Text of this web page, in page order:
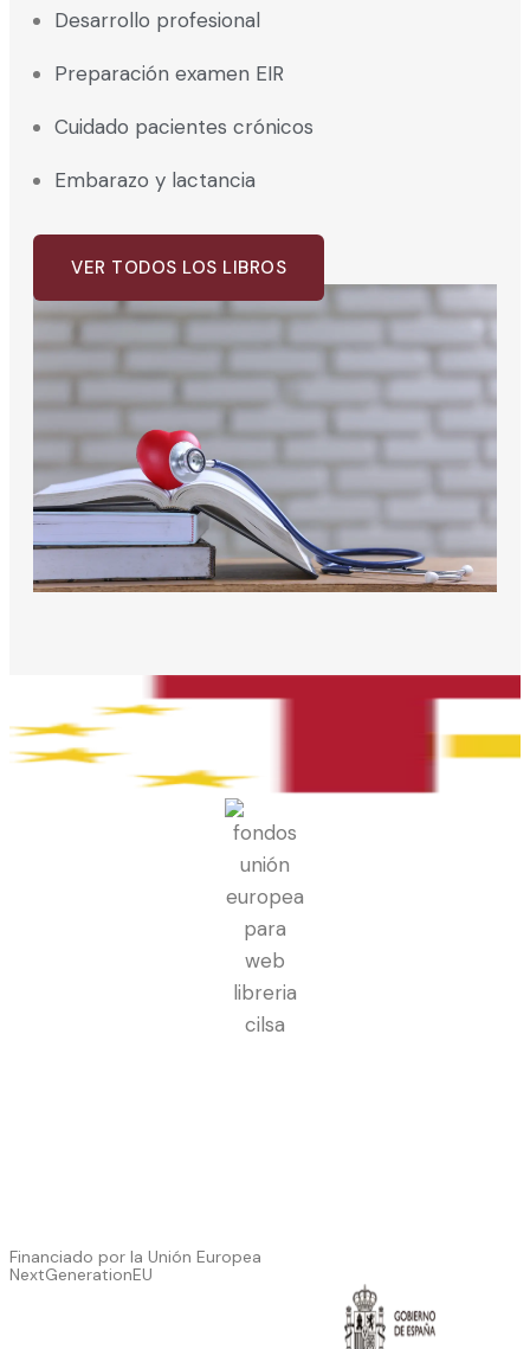
Desarrollo profesional
Preparación examen EIR
Cuidado pacientes crónicos
Embarazo y lactancia
VER TODOS LOS LIBROS
Financiado por la Unión Europea
NextGenerationEU